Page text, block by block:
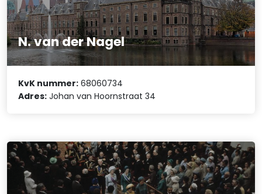
N. van der Nagel
KvK nummer: 68060734
Adres: Johan van Hoornstraat 34